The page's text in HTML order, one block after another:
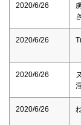
2020/6/26
2020/6/26
2020/6/26
2020/6/26